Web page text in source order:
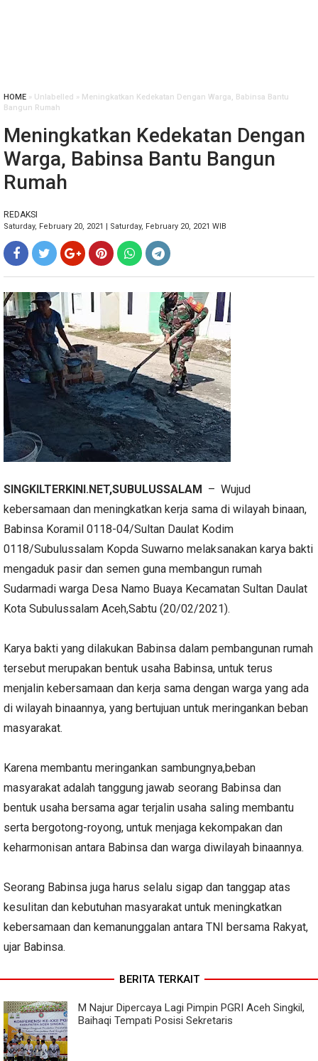
HOME » Unlabelled » Meningkatkan Kedekatan Dengan Warga, Babinsa Bantu
Bangun Rumah
Meningkatkan Kedekatan Dengan
Warga, Babinsa Bantu Bangun
Rumah
REDAKSI
Saturday, February 20, 2021 | Saturday, February 20, 2021 WIB
SINGKILTERKINI.NET,SUBULUSSALAM – Wujud
kebersamaan dan meningkatkan kerja sama di wilayah binaan,
Babinsa Koramil 0118-04/Sultan Daulat Kodim
0118/Subulussalam Kopda Suwarno melaksanakan karya bakti
mengaduk pasir dan semen guna membangun rumah
Sudarmadi warga Desa Namo Buaya Kecamatan Sultan Daulat
Kota Subulussalam Aceh,Sabtu (20/02/2021).
Karya bakti yang dilakukan Babinsa dalam pembangunan rumah
tersebut merupakan bentuk usaha Babinsa, untuk terus
menjalin kebersamaan dan kerja sama dengan warga yang ada
di wilayah binaannya, yang bertujuan untuk meringankan beban
masyarakat.
Karena membantu meringankan sambungnya,beban
masyarakat adalah tanggung jawab seorang Babinsa dan
bentuk usaha bersama agar terjalin usaha saling membantu
serta bergotong-royong, untuk menjaga kekompakan dan
keharmonisan antara Babinsa dan warga diwilayah binaannya.
Seorang Babinsa juga harus selalu sigap dan tanggap atas
kesulitan dan kebutuhan masyarakat untuk meningkatkan
kebersamaan dan kemanunggalan antara TNI bersama Rakyat,
ujar Babinsa.
BERITA TERKAIT
M Najur Dipercaya Lagi Pimpin PGRI Aceh Singkil,
Baihaqi Tempati Posisi Sekretaris